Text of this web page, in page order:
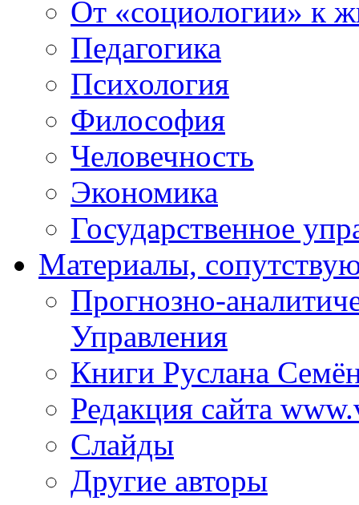
От «социологии» к
Педагогика
Психология
Философия
Человечность
Экономика
Государственное
Материалы,
Прогнозно-
Управления
Книги Руслана
Редакция сайта
Слайды
Другие авторы